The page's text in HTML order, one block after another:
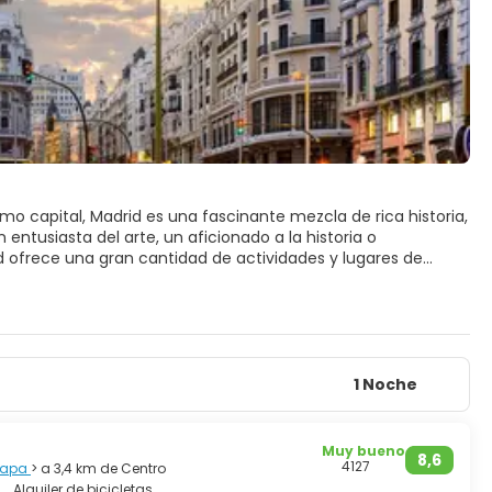
capital, Madrid es una fascinante mezcla de rica historia,
del arte, un aficionado a la historia o
una gran cantidad de actividades y lugares de
más importantes de Madrid. Da un paseo
de Europa, y maravíllate con su impresionante
ubicada justo al lado del palacio, que ofrece un
el Museo del Prado, el Museo Reina Sofía y el Museo
El Greco, mientras que el Reina Sofía alberga el Guernica
colección que abarca desde el Renacimiento hasta la era
1 Noche
> a 3,4 km de Centro 8,6
Muy bueno
4127